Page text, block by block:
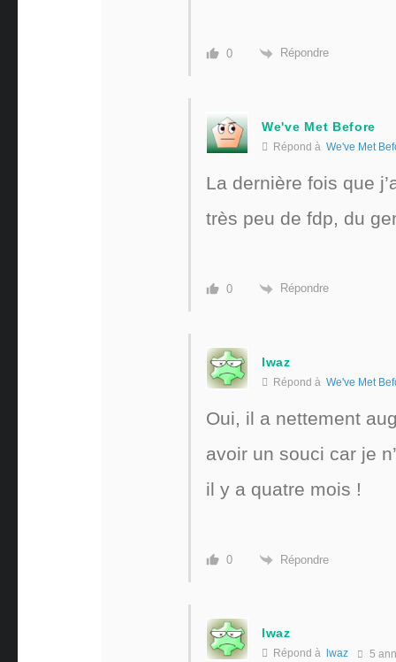
0 Répondre
We've Met Before
Répond à We've Met
La dernière fois que
très peu de fdp, du
0 Répondre
lwaz
Répond à We've Met
Oui, il a nettement
avoir un souci car je
il y a quatre mois !
0 Répondre
lwaz
Répond à lwaz 5